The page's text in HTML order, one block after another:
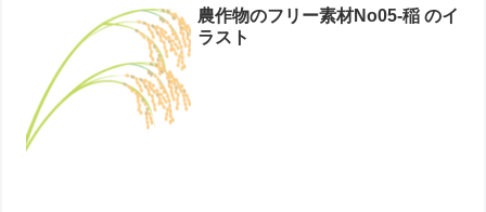
農作物のフリー素材No05-稲 のイ
ラスト